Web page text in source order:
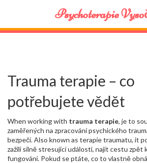
Psychoterapie
Trauma terapie – co
potřebujete vědět
When working with trauma terapie, je to
zaměřených na zpracování psychického
bezpečí. Also known as terapie traumatu, it
zažili silně stresující události, najít cestu zpět
fungování. Pokud se ptáte, co to vlastně